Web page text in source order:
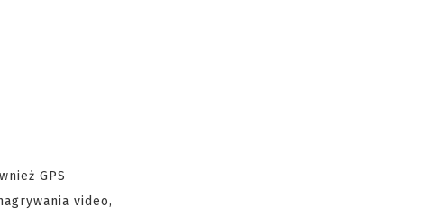
GPS
video,